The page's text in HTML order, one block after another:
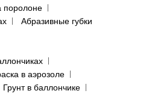
поролоне
Абразивные губки
в аэрозоле
Грунт в баллончике